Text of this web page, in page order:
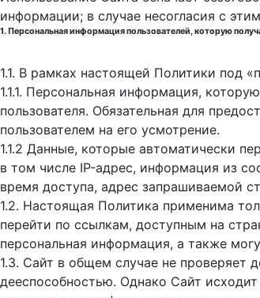
информации; в случае несогласия с
1. Персональная информация пользователей, которую
1.1. В рамках настоящей Политики под
1.1.1. Персональная информация,
пользователя. Обязательная для
пользователем на его усмотрение.
1.1.2 Данные, которые автоматически
в том числе IP-адрес, информация из
время доступа, адрес запрашиваемой
1.2. Настоящая Политика применима
перейти по ссылкам, доступным на
персональная информация, а также
1.3. Сайт в общем случае не проверяет
дееспособностью. Однако Сайт